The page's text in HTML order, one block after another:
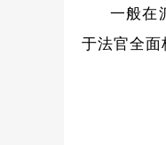
一般在
于法官全面